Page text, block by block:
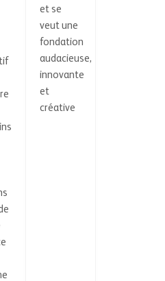
et se
veut une
fondation
audacieuse,
innovante
et
créative